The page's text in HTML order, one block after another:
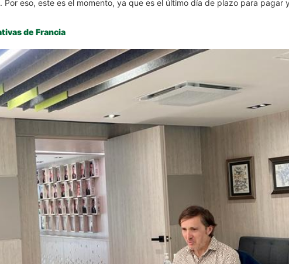
eso, este es el momento, ya que es el último día de plazo para pagar
de Francia